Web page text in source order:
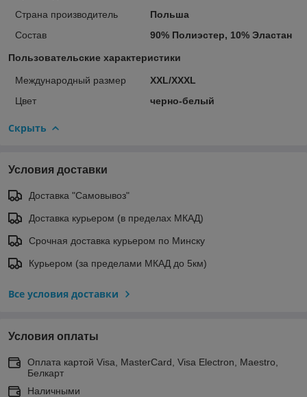
Страна производитель
Польша
Состав
90% Полиэстер, 10% Эластан
Пользовательские характеристики
Международный размер
XXL/XXXL
Цвет
черно-белый
Скрыть
Условия доставки
Доставка "Самовывоз"
Доставка курьером (в пределах МКАД)
Срочная доставка курьером по Минску
Курьером (за пределами МКАД до 5км)
Все условия доставки
Условия оплаты
Оплата картой Visa, MasterCard, Visa Electron, Maestro,
Белкарт
Наличными